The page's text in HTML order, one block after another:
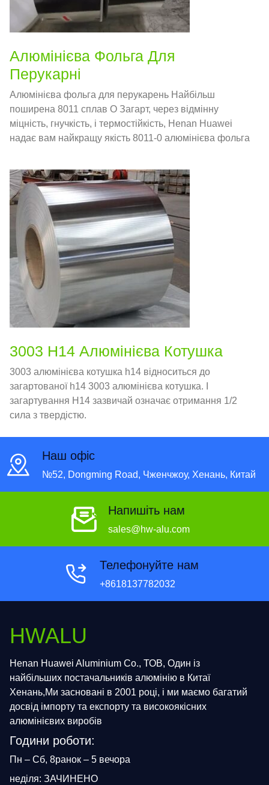
Алюмінієва Фольга Для
Перукарні
Алюмінієва фольга для перукарень Найбільш
поширена 8011 сплав О Загарт, через відмінну
міцність, гнучкість, і термостійкість, Henan Huawei
надає вам найкращу якість 8011-0 алюмінієва фольга
3003 H14 Алюмінієва Котушка
3003 алюмінієва котушка h14 відноситься до
загартованої h14 3003 алюмінієва котушка. І
загартування H14 зазвичай означає отримання 1/2
сила з твердістю.
Наш офіс
№52, Dongming Road, Чженчжоу, Хенань, Китай
Напишіть нам
sales@hw-alu.com
Телефонуйте нам
+8618137782032
HWALU
Henan Huawei Aluminium Co., ТОВ, Один із
найбільших постачальників алюмінію в Китаї
Хенань,Ми засновані в 2001 році, і ми маємо багатий
досвід імпорту та експорту та високоякісних
алюмінієвих виробів
Години роботи:
Пн – Сб, 8ранок – 5 вечора
неділя: ЗАЧИНЕНО